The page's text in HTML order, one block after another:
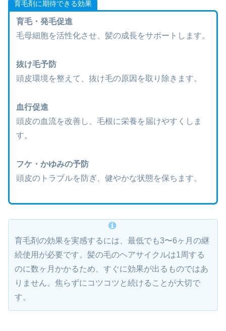
育毛剤に期待できる効果
育毛・発毛促進
毛母細胞を活性化させ、髪の成長をサポートします。
抜け毛予防
頭皮環境を整えて、抜け毛の原因を取り除きます。
血行促進
頭皮の血流を改善し、毛根に栄養を届けやすくしま
す。
フケ・かゆみの予防
頭皮のトラブルを防ぎ、健やかな状態を保ちます。
育毛剤の効果を実感するには、最低でも3〜6ヶ月の継
続使用が必要です。髪の毛のヘアサイクルは1周する
のに数ヶ月かかるため、すぐに効果が出るものではあ
りません。焦らずにコツコツと続けることが大切で
す。